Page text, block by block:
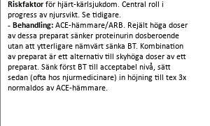
Riskfaktor för hjärt-kärlsjukdom. Central roll i
progress av njursvikt. Se tidigare.
- Behandling: ACE-hämmare/ARB. Rejält höga doser
av dessa preparat sänker proteinurin dosberoende
utan att ytterligare nämvärt sänka BT. Kombination
av preparat är ett alternativ till skyhöga doser av ett
preparat. Sänk först BT till acceptabel nivå, sätt
sedan (ofta hos njurmedicinare) in höjning till tex 3x
normaldos av ACE-hämmare.